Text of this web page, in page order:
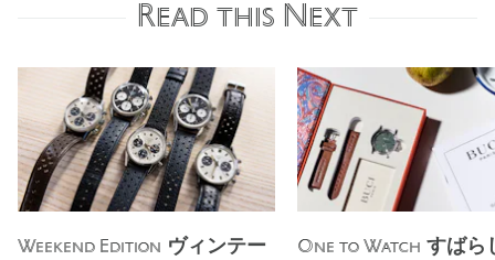
Read this Next
Weekend Edition ヴィンテー
One to Watch すばら